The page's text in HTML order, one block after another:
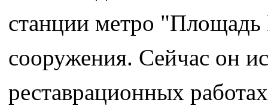
станции метро "Площадь
сооружения. Сейчас он
реставрационных